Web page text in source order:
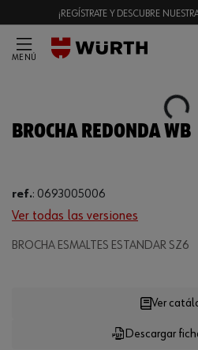
¡REGÍSTRATE Y DESCUBRE
MENÚ
Loading...
BROCHA REDONDA WB
ref.: 0693005006
Ver todas las versiones
BROCHA ESMALTES ESTANDAR SZ6
Descargar
Ver